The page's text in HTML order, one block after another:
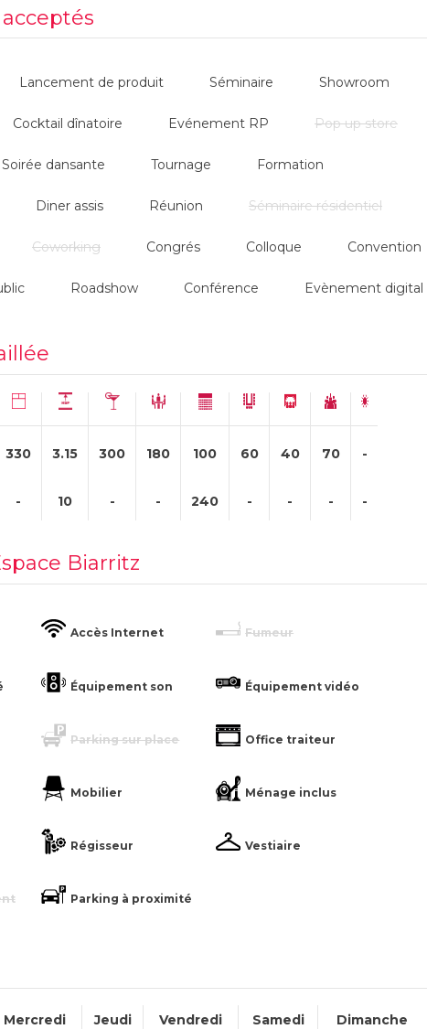
Lancement de produit Séminaire Showroom
Cocktail dînatoire Evénement RP Pop up store
Soirée dansante Tournage Formation
Diner assis Réunion Séminaire résidentiel
Coworking Congrés Colloque Convention
Roadshow Conférence Evènement digital
330 3.15 300 180 100 60 40 70 -
- 10 - - 240 - - - -
Biarritz
Accès Internet Fumeur
Équipement son Équipement vidéo
Parking sur place Office traiteur
Mobilier Ménage inclus
Régisseur Vestiaire
Parking à proximité
Mercredi Jeudi Vendredi Samedi
Dimanche